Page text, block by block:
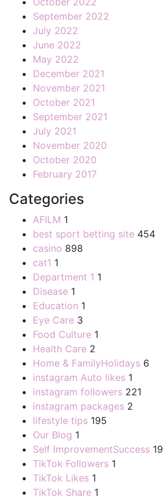
September 2022
July 2022
June 2022
May 2022
December 2021
November 2021
October 2021
September 2021
July 2021
November 2020
October 2020
February 2017
Categories
AFILM 1
best sport betting site 454
casino 898
cat1 1
Department 1 1
Disease 1
Education 1
Eye Care 3
Food Culture 1
Health Care 2
Home & FamilyHolidays 6
instagram Auto likes 1
instagram followers 221
instagram packages 2
lifestyle tips 195
Our Blog 1
Self ImprovementSuccess 19
TikTok Followers 1
TikTok Likes 1
TikTok Share 1